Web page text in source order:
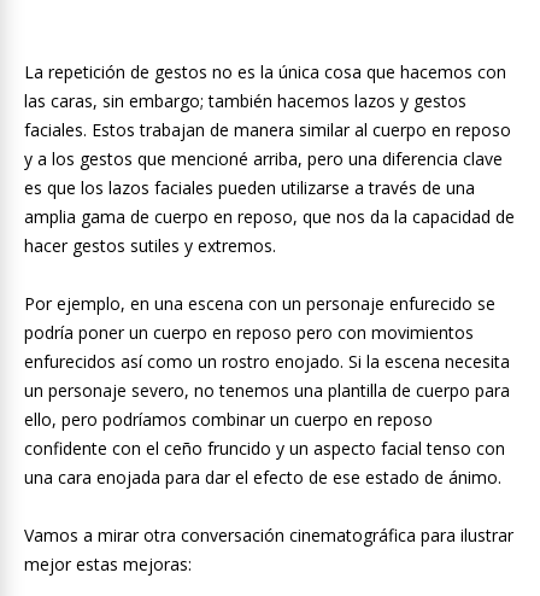
La repetición de gestos no es la única cosa que hacemos con
las caras, sin embargo; también hacemos lazos y gestos
faciales. Estos trabajan de manera similar al cuerpo en reposo
y a los gestos que mencioné arriba, pero una diferencia clave
es que los lazos faciales pueden utilizarse a través de una
amplia gama de cuerpo en reposo, que nos da la capacidad de
hacer gestos sutiles y extremos.
Por ejemplo, en una escena con un personaje enfurecido se
podría poner un cuerpo en reposo pero con movimientos
enfurecidos así como un rostro enojado. Si la escena necesita
un personaje severo, no tenemos una plantilla de cuerpo para
ello, pero podríamos combinar un cuerpo en reposo
confidente con el ceño fruncido y un aspecto facial tenso con
una cara enojada para dar el efecto de ese estado de ánimo.
Vamos a mirar otra conversación cinematográfica para ilustrar
mejor estas mejoras: